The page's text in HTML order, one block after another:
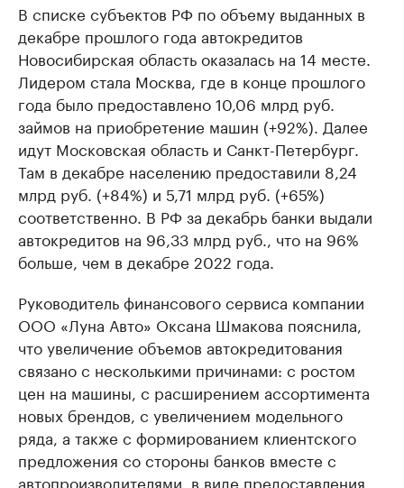
В списке субъектов РФ по объему выданных в
декабре прошлого года автокредитов
Новосибирская область оказалась на 14 месте.
Лидером стала Москва, где в конце прошлого
года было предоставлено 10,06 млрд руб.
займов на приобретение машин (+92%). Далее
идут Московская область и Санкт-Петербург.
Там в декабре населению предоставили 8,24
млрд руб. (+84%) и 5,71 млрд руб. (+65%)
соответственно. В РФ за декабрь банки выдали
автокредитов на 96,33 млрд руб., что на 96%
больше, чем в декабре 2022 года.
Руководитель финансового сервиса компании
ООО «Луна Авто» Оксана Шмакова пояснила,
что увеличение объемов автокредитования
связано с несколькими причинами: с ростом
цен на машины, с расширением ассортимента
новых брендов, с увеличением модельного
ряда, а также с формированием клиентского
предложения со стороны банков вместе с
автопроизводителями, в виде предоставления